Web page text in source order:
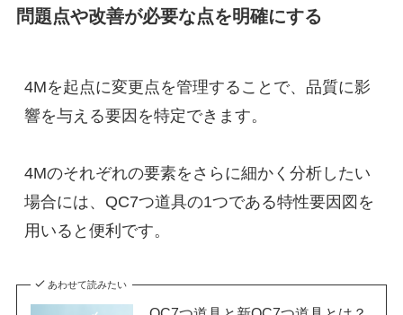
問題点や改善が必要な点を明確にする
4Mを起点に変更点を管理することで、品質に影
響を与える要因を特定できます。
4Mのそれぞれの要素をさらに細かく分析したい
場合には、QC7つ道具の1つである特性要因図を
用いると便利です。
あわせて読みたい